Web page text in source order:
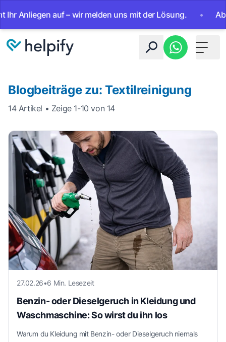
auf – wir melden uns mit der Lösung. • Ab sofort
Toggle
Blogbeiträge zu: Textilreinigung
14 Artikel • Zeige 1-10 von 14
27.02.26•6 Min. Lesezeit
Benzin- oder Dieselgeruch in Kleidung und
Waschmaschine: So wirst du ihn los
Warum du Kleidung mit Benzin- oder Dieselgeruch niemals